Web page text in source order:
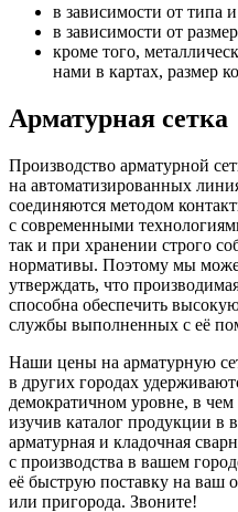
в зависимости от типа
в зависимости от
кроме того,
нами в картах, размер
Арматурная сетка
Производство арматурной
на автоматизированных
соединяются методом
с современными
так и при хранении строго
нормативы. Поэтому мы
утверждать, что
способна обеспечить
службы выполненных с её
Наши цены на арматурную
в других городах
демократичном уровне, в
изучив каталог продукции в
арматурная и кладочная
с производства в вашем
её быструю поставку на ваш
или пригорода. Звоните!